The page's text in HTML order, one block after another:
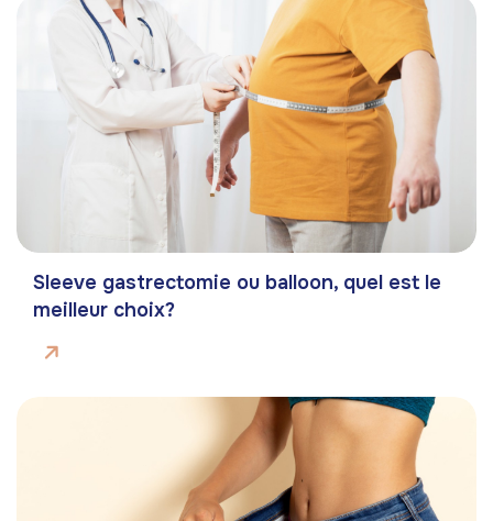
Sleeve gastrectomie ou balloon, quel est le
meilleur choix?